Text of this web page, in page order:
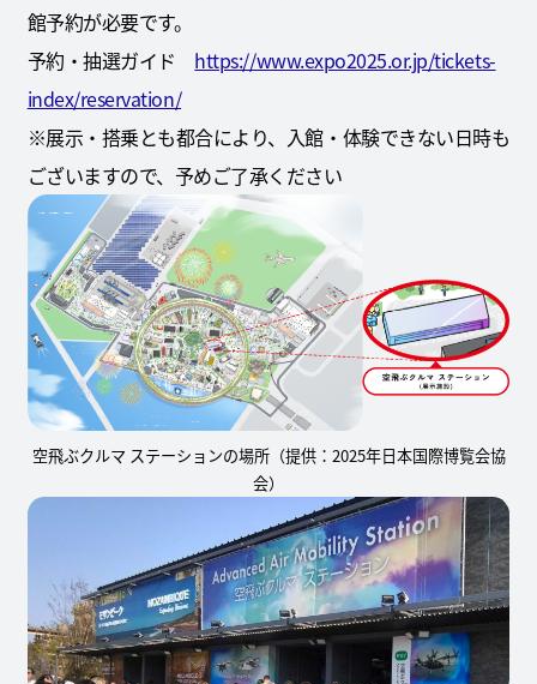
館予約が必要です。
予約・抽選ガイド https://www.expo2025.or.jp/tickets-
index/reservation/
※展示・搭乗とも都合により、入館・体験できない日時も
ございますので、予めご了承ください
空飛ぶクルマ ステーションの場所（提供：2025年日本国際博覧会協
会）